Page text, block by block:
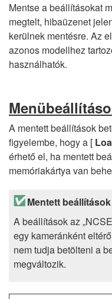
Mentse a beállításokat
megtelt, hibaüzenet
kerülnek mentésre. Az
azonos modellhez
használhatók.
A mentett beállítások
figyelembe, hogy a [
érhető el, ha mentett
memóriakártya van
Mentett beállítások
A beállítások az
egy kameránként
nem tudja betölteni a
megváltozik.